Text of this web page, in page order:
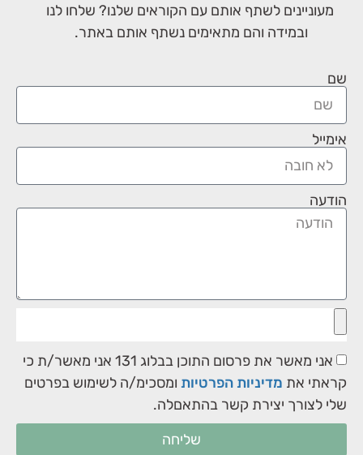
מעוניינים לשתף אותם עם הקוראים שלנו? שלחו לנו
ובמידה והם מתאימים נשתף אותם באתר.
שם
אימייל
הודעה
אני מאשר את פרסום התוכן בבלוג 131 אני מאשר/ת כי
קראתי את מדיניות הפרטיות ומסכימ/ה לשימוש בפרטים
שלי לצורך יצירת קשר בהתאםלה.
שליחה